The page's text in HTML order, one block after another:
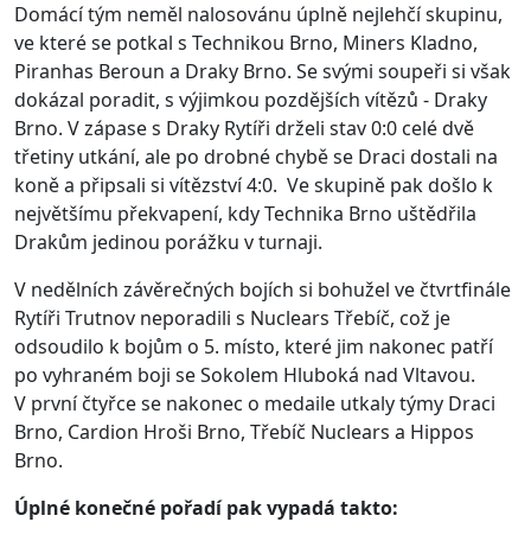
Domácí tým neměl nalosovánu úplně nejlehčí skupinu,
ve které se potkal s Technikou Brno, Miners Kladno,
Piranhas Beroun a Draky Brno. Se svými soupeři si však
dokázal poradit, s výjimkou pozdějších vítězů - Draky
Brno. V zápase s Draky Rytíři drželi stav 0:0 celé dvě
třetiny utkání, ale po drobné chybě se Draci dostali na
koně a připsali si vítězství 4:0. Ve skupině pak došlo k
největšímu překvapení, kdy Technika Brno uštědřila
Drakům jedinou porážku v turnaji.
V nedělních závěrečných bojích si bohužel ve čtvrtfinále
Rytíři Trutnov neporadili s Nuclears Třebíč, což je
odsoudilo k bojům o 5. místo, které jim nakonec patří
po vyhraném boji se Sokolem Hluboká nad Vltavou.
V první čtyřce se nakonec o medaile utkaly týmy Draci
Brno, Cardion Hroši Brno, Třebíč Nuclears a Hippos
Brno.
Úplné konečné pořadí pak vypadá takto: